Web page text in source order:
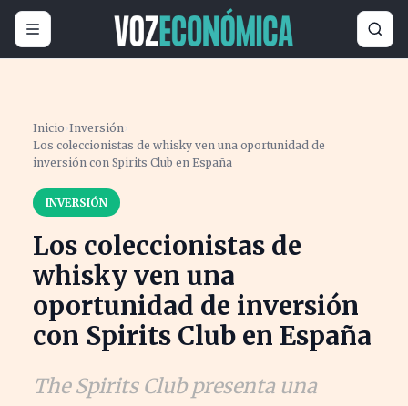
Inicio ›Inversión›
Los coleccionistas de whisky ven una oportunidad de
inversión con Spirits Club en España
INVERSIÓN
Los coleccionistas de
whisky ven una
oportunidad de inversión
con Spirits Club en España
The Spirits Club presenta una